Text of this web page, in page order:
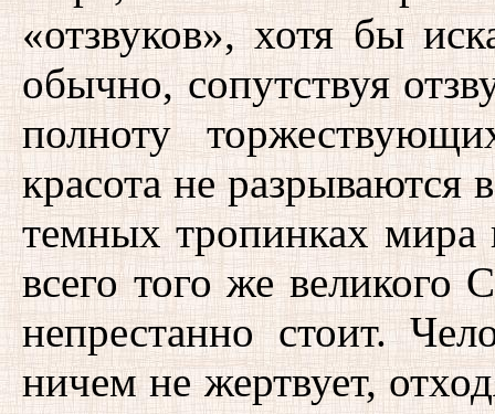
«отзвуков», хотя бы
обычно, сопутствуя
полноту
красота не разрываются
темных тропинках мира
всего того же великого
непрестанно стоит.
ничем не жертвует,